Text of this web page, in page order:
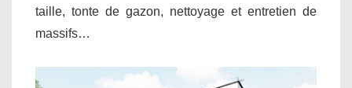
taille, tonte de gazon, nettoyage et entretien de
massifs…